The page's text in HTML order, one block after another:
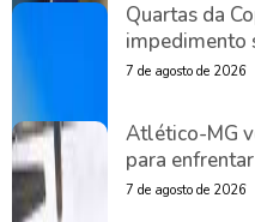
Quartas da
impedimento
7 de agosto de 2026
Atlético-MG
para
7 de agosto de 2026